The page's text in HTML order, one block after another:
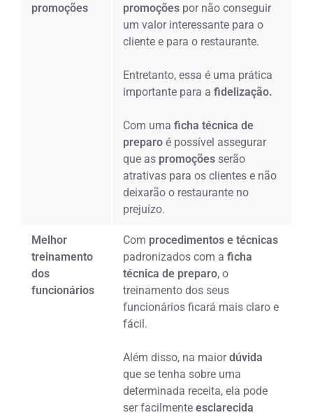
promoções
promoções por não conseguir
um valor interessante para o
cliente e para o restaurante.
Entretanto, essa é uma prática
importante para afidelização.
Com umaficha técnica de
preparoé possível assegurar
que as promoções serão
atrativas para os clientes e não
deixarão o restaurante no
prejuízo.
Melhor
treinamento
dos
funcionários
Com procedimentos e técnicas
padronizados com aficha
técnica de preparo, o
treinamento dos seus
funcionários ficará mais claro e
fácil.
Além disso, na maiordúvida
que se tenha sobre uma
determinada receita, ela pode
ser facilmente esclarecida